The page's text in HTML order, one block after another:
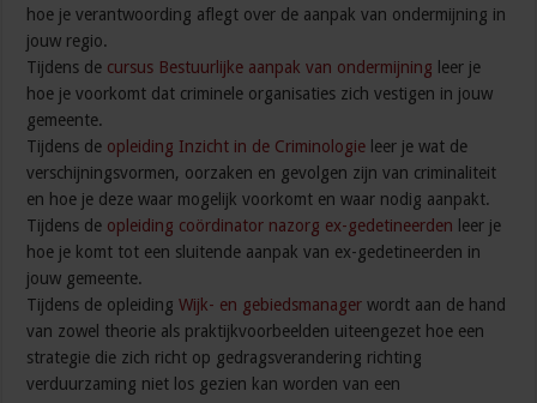
hoe je verantwoording aflegt over de aanpak van ondermijning in
jouw regio.
Tijdens de cursus Bestuurlijke aanpak van ondermijning leer je
hoe je voorkomt dat criminele organisaties zich vestigen in jouw
gemeente.
Tijdens de opleiding Inzicht in de Criminologie leer je wat de
verschijningsvormen, oorzaken en gevolgen zijn van criminaliteit
en hoe je deze waar mogelijk voorkomt en waar nodig aanpakt.
Tijdens de opleiding coördinator nazorg ex-gedetineerden leer je
hoe je komt tot een sluitende aanpak van ex-gedetineerden in
jouw gemeente.
Tijdens de opleidingWijk- en gebiedsmanager wordt aan de hand
van zowel theorie als praktijkvoorbeelden uiteengezet hoe een
strategie die zich richt op gedragsverandering richting
verduurzaming niet los gezien kan worden van een